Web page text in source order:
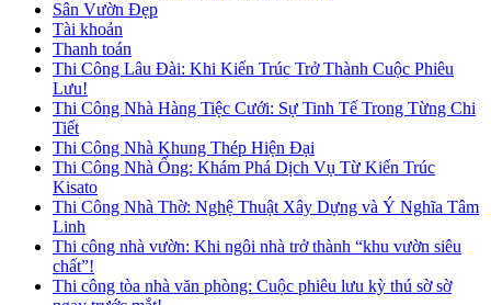
Sân Vườn Đẹp
Tài khoản
Thanh toán
Thi Công Lâu Đài: Khi Kiến Trúc Trở Thành Cuộc Phiêu
Lưu!
Thi Công Nhà Hàng Tiệc Cưới: Sự Tinh Tế Trong Từng Chi
Tiết
Thi Công Nhà Khung Thép Hiện Đại
Thi Công Nhà Ống: Khám Phá Dịch Vụ Từ Kiến Trúc
Kisato
Thi Công Nhà Thờ: Nghệ Thuật Xây Dựng và Ý Nghĩa Tâm
Linh
Thi công nhà vườn: Khi ngôi nhà trở thành “khu vườn siêu
chất”!
Thi công tòa nhà văn phòng: Cuộc phiêu lưu kỳ thú sờ sờ